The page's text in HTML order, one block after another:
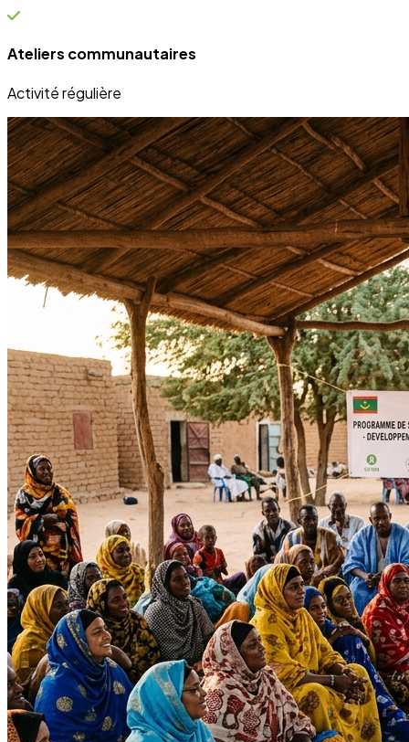
Bénéficiaires directs de nos projets sur le terrain.
Engagement
100%
Transparence et dévouement pour chaque initiative.
Expertise
50+
Experts mobilisés pour le développement local.
Nos Réalisations
Projets qui transforment des vies
Tous les projets